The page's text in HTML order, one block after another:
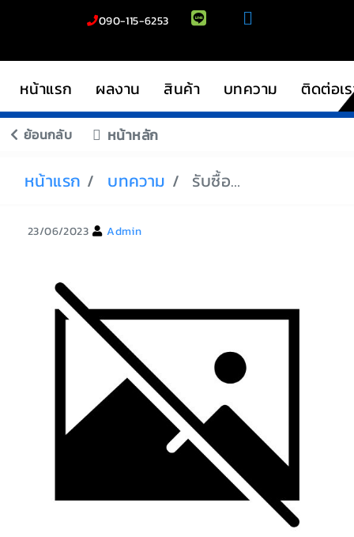
090-115-6253
หน้าแรก ผลงาน สินค้า บทความ ติดต่อเ
ย้อนกลับ หน้าหลัก
หน้าแรก บทความ รับซื้อรถมอเตอร์ไซค์มือสอง
23/06/2023 Admin